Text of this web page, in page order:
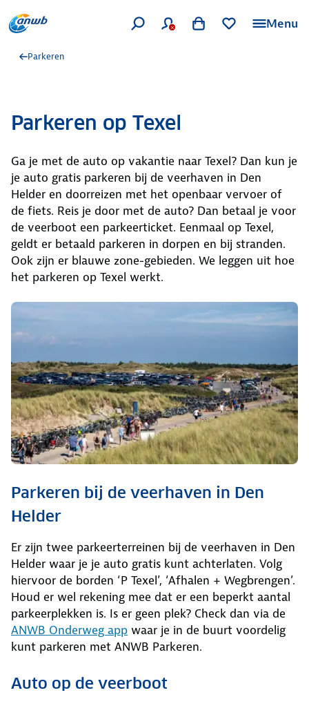
Menu
Parkeren
Parkeren op Texel
Ga je met de auto op vakantie naar Texel? Dan kun je
je auto gratis parkeren bij de veerhaven in Den
Helder en doorreizen met het openbaar vervoer of
de fiets. Reis je door met de auto? Dan betaal je voor
de veerboot een parkeerticket. Eenmaal op Texel,
geldt er betaald parkeren in dorpen en bij stranden.
Ook zijn er blauwe zone-gebieden. We leggen uit hoe
het parkeren op Texel werkt.
Parkeren bij de veerhaven in Den
Helder
Er zijn twee parkeerterreinen bij de veerhaven in Den
Helder waar je je auto gratis kunt achterlaten. Volg
hiervoor de borden ‘P Texel’, ‘Afhalen + Wegbrengen’.
Houd er wel rekening mee dat er een beperkt aantal
parkeerplekken is. Is er geen plek? Check dan via de
ANWB Onderweg app waar je in de buurt voordelig
kunt parkeren met ANWB Parkeren.
Auto op de veerboot